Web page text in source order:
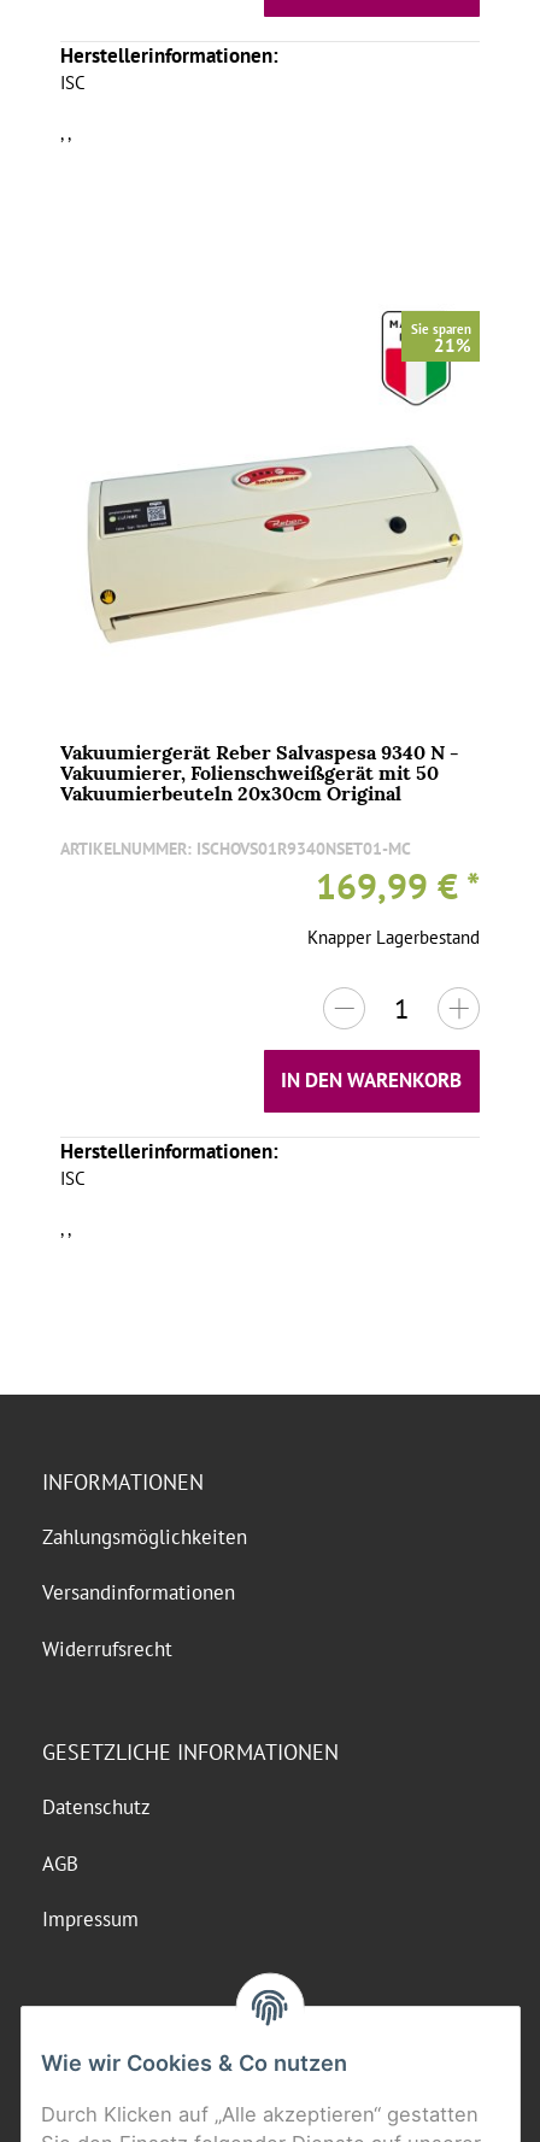
Herstellerinformationen:
ISC
, ,
Sie sparen
21%
Vakuumiergerät Reber Salvaspesa 9340 N -
Vakuumierer, Folienschweißgerät mit 50
Vakuumierbeuteln 20x30cm Original
ARTIKELNUMMER: ISCHOVS01R9340NSET01-MC
169,99 € *
Knapper Lagerbestand
IN DEN WARENKORB
Herstellerinformationen:
ISC
, ,
INFORMATIONEN
Zahlungsmöglichkeiten
Versandinformationen
Widerrufsrecht
GESETZLICHE INFORMATIONEN
Datenschutz
AGB
Impressum
Wie wir Cookies & Co nutzen
Durch Klicken auf „Alle akzeptieren“ gestatten